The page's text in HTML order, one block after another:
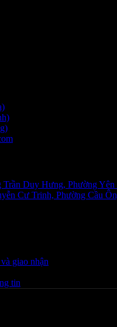
Trần Duy Hưng, Phường
Cư Trinh, Phường Cầu
giao nhận
tin